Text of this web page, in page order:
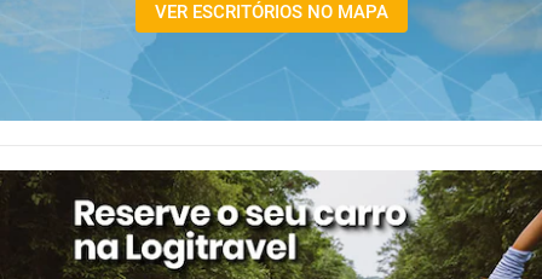
VER ESCRITÓRIOS NO MAPA